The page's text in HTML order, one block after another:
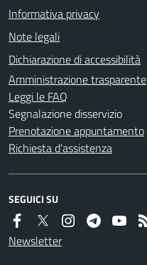
Informativa privacy
Note legali
Dichiarazione di accessibilità
Amministrazione trasparente
Leggi le FAQ
Segnalazione disservizio
Prenotazione appuntamento
Richiesta d'assistenza
SEGUICI SU
Newsletter